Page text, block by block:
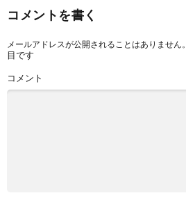
コメントを書く
メールアドレスが公開されることはありません。
目です
コメント